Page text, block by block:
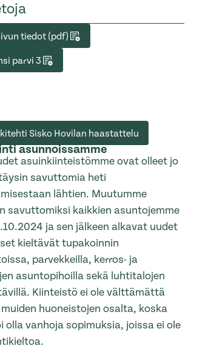
tiedot (pdf)
parvi 3
Sisko Hovilan haastattelu
asunnoissamme
asuinkiinteistömme ovat olleet jo
savuttomia heti
lähtien. Muutumme
savuttomiksi kaikkien asuntojemme
ja sen jälkeen alkavat uudet
kieltävät tupakoinnin
parvekkeilla, kerros- ja
asuntopihoilla sekä luhtitalojen
Kiinteistö ei ole välttämättä
huoneistojen osalta, koska
olla vanhoja sopimuksia, joissa ei ole